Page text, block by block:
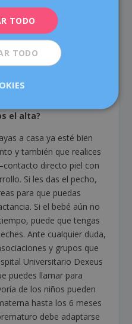
un tratamiento médico
estos casos concretos,
la recibirá sin
el alta?
a casa ya esté bien
y también que realices
directo piel con
Si les das el pecho,
para que puedas
Si el bebé aún no
puede que tengas
Ante cualquier duda,
y grupos que
Universitario Dexeus
puedes llamar para
de los niños pueden
hasta los 6 meses
debe adaptarse
TODO
TODO